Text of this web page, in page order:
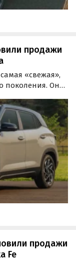
продажи
«свежая»,
поколения. Она
сообщает
продажи
Fe